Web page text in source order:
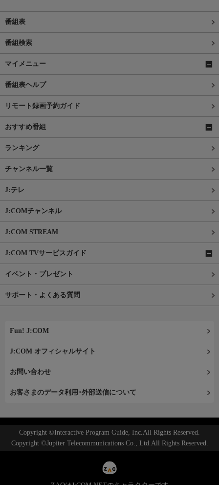
番組表
番組検索
マイメニュー
番組表ヘルプ
リモート録画予約ガイド
おすすめ番組
ランキング
チャンネル一覧
J:テレ
J:COMチャンネル
J:COM STREAM
J:COM TVサービスガイド
イベント・プレゼント
サポート・よくある質問
Fun! J:COM
J:COM オフィシャルサイト
お問い合わせ
お客さまのデータ利用･外部送信について
Copyright ©Interactive Program Guide, Inc.All Rights Reserved.
Copyright ©Jupiter Telecommunications Co., Ltd.All Rights Reserved.